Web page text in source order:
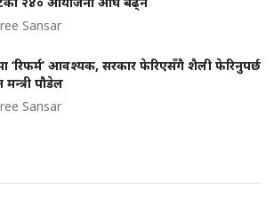
Sansar
‘रिफर्म’ आवश्यक, सरकार फेरिएसँगै शैली फेरिनुपर्छ
मन्त्री पौडेल
Sansar